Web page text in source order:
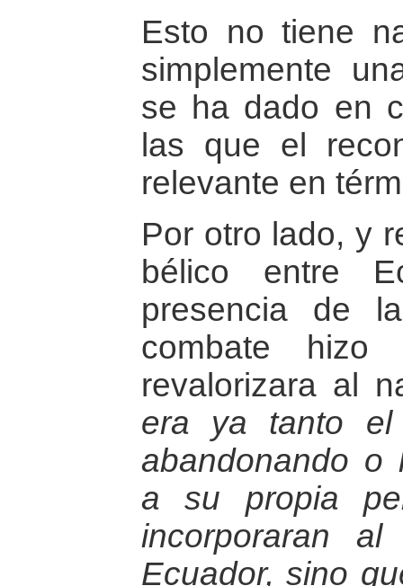
Esto no tiene
simplemente
se ha dado en
las que el
relevante en
Por otro lado, y
bélico entre
presencia de
combate hizo
revalorizara al
era ya tanto el
abandonando o
a su propia
incorporaran
Ecuador, sino